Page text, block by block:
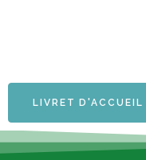
LIVRET D'ACCUEIL